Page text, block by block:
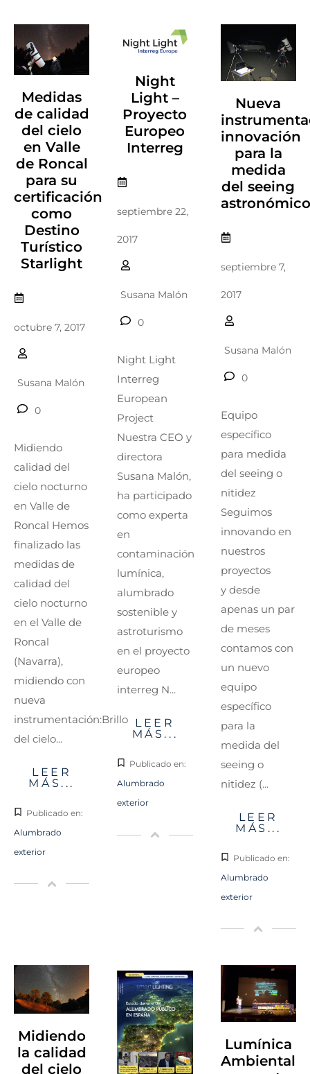
Medidas
de calidad
del cielo
en Valle
de Roncal
para su
certificación
como
Destino
Turístico
Starlight
octubre 7, 2017
Susana Malón
0
Midiendo
calidad del
cielo nocturno
en Valle de
Roncal Hemos
finalizado las
medidas de
calidad del
cielo nocturno
en el Valle de
Roncal
(Navarra),
midiendo con
nueva
instrumentación:Brillo
del cielo...
LEER
MÁS...
Publicado en:
Alumbrado
exterior
Night
Light –
Proyecto
Europeo
Interreg
septiembre 22,
2017
Susana Malón
0
Night Light
Interreg
European
Project
Nuestra CEO y
directora
Susana Malón,
ha participado
como experta
en
contaminación
lumínica,
alumbrado
sostenible y
astroturismo
en el proyecto
europeo
interreg N...
LEER
MÁS...
Publicado en:
Alumbrado
exterior
Nueva
innovación
para la
medida
del seeing
astronómico
septiembre 7,
2017
Susana Malón
0
Equipo
específico
para medida
del seeing o
nitidez
Seguimos
innovando en
nuestros
proyectos
y desde
apenas un par
de meses
contamos con
un nuevo
equipo
específico
para la
medida del
seeing o
nitidez (...
LEER
MÁS...
Publicado en:
Alumbrado
exterior
Midiendo
la calidad
del cielo
Lumínica
Ambiental